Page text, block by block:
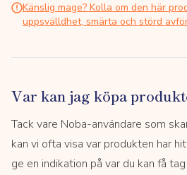
Känslig mage? Kolla om den här
uppsvälldhet, smärta och störd
Var kan jag köpa
Tack vare Noba-användare som
kan vi ofta visa var produkten har
ge en indikation på var du kan få